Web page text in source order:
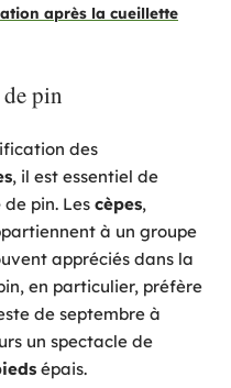
après la cueillette
pin
des
, il est essentiel de
de pin. Les cèpes,
à un groupe
appréciés dans la
en particulier, préfère
de septembre à
un spectacle de
épais.